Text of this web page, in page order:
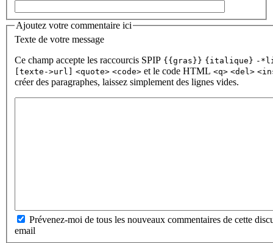
Ajoutez votre commentaire ici
Texte de votre message
Ce champ accepte les raccourcis SPIP {{gras}} {italique} -
[texte->url]
<quote> <code> et le code HTML <q> <del>
créer des paragraphes, laissez simplement des lignes vides.
Prévenez-moi de tous les nouveaux commentaires de cette
email